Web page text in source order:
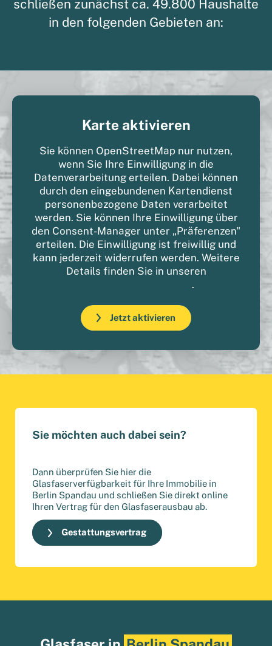
schließen zunächst ca. 49.800 Haushalte
in den folgenden Gebieten an:
Karte aktivieren
Sie können OpenStreetMap nur nutzen,
wenn Sie Ihre Einwilligung in die
Datenverarbeitung erteilen. Dabei können
durch den eingebundenen Kartendienst
personenbezogene Daten verarbeitet
werden. Sie können Ihre Einwilligung über
den Consent-Manager unter „Präferenzen"
erteilen. Die Einwilligung ist freiwillig und
kann jederzeit widerrufen werden. Weitere
Details finden Sie in unseren
.
Jetzt aktivieren
Sie möchten auch dabei sein?
Dann überprüfen Sie hier die
Glasfaserverfügbarkeit für Ihre Immobilie in
Berlin Spandau und schließen Sie direkt online
Ihren Vertrag für den Glasfaserausbau ab.
Gestattungsvertrag